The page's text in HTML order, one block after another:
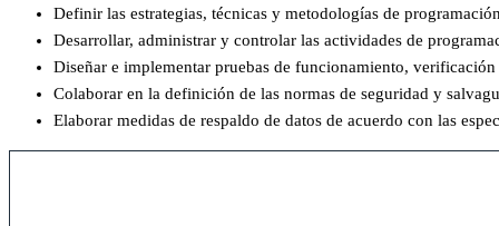
Definir las estrategias, técnicas y metodologías de
Desarrollar, administrar y controlar las actividades de
Diseñar e implementar pruebas de funcionamiento,
Colaborar en la definición de las normas de seguridad y
Elaborar medidas de respaldo de datos de acuerdo con las